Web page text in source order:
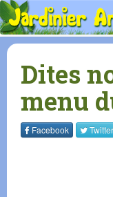
Dites
menu
Facebook Twitter